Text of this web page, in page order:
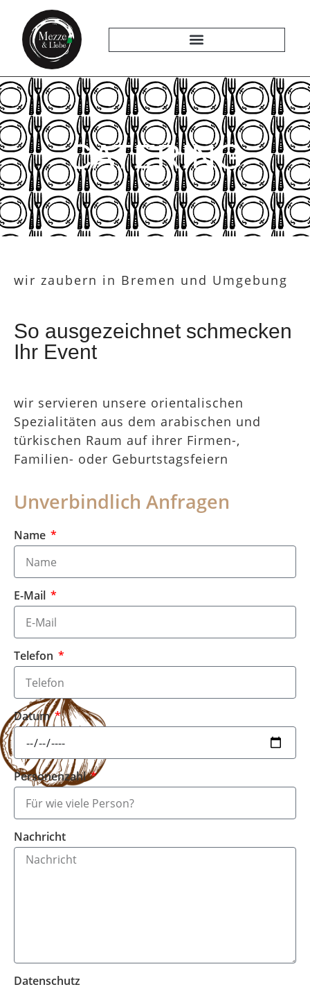
CATERING
wir zaubern in Bremen und Umgebung
So ausgezeichnet schmecken
Ihr Event
wir servieren unsere orientalischen
Spezialitäten aus dem arabischen und
türkischen Raum auf ihrer Firmen-,
Familien- oder Geburtstagsfeiern
Unverbindlich Anfragen
Name
E-Mail
Telefon
Datum
Personenzahl
Nachricht
Datenschutz